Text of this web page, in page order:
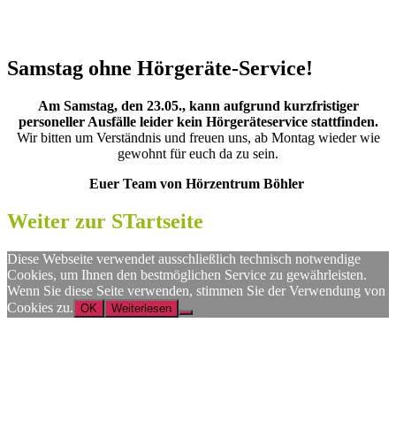
Samstag ohne Hörgeräte-Service!
Am Samstag, den 23.05., kann aufgrund kurzfristiger
personeller Ausfälle leider kein Hörgeräteservice stattfinden.
Wir bitten um Verständnis und freuen uns, ab Montag wieder wie
gewohnt für euch da zu sein.
Euer Team von Hörzentrum Böhler
Weiter zur STartseite
Diese Webseite verwendet ausschließlich technisch notwendige
Cookies, um Ihnen den bestmöglichen Service zu gewährleisten.
Wenn Sie diese Seite verwenden, stimmen Sie der Verwendung von
Cookies zu. OK Weiterlesen